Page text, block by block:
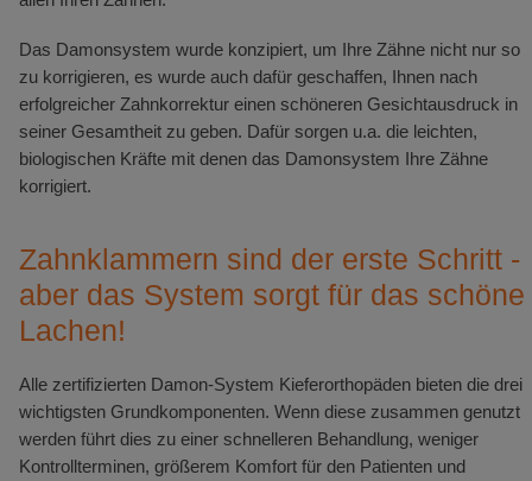
Das Damonsystem wurde konzipiert, um Ihre Zähne nicht nur so
zu korrigieren, es wurde auch dafür geschaffen, Ihnen nach
erfolgreicher Zahnkorrektur einen schöneren Gesichtausdruck in
seiner Gesamtheit zu geben. Dafür sorgen u.a. die leichten,
biologischen Kräfte mit denen das Damonsystem Ihre Zähne
korrigiert.
Zahnklammern sind der erste Schritt -
aber das System sorgt für das schöne
Lachen!
Alle zertifizierten Damon-System Kieferorthopäden bieten die drei
wichtigsten Grundkomponenten. Wenn diese zusammen genutzt
werden führt dies zu einer schnelleren Behandlung, weniger
Kontrollterminen, größerem Komfort für den Patienten und